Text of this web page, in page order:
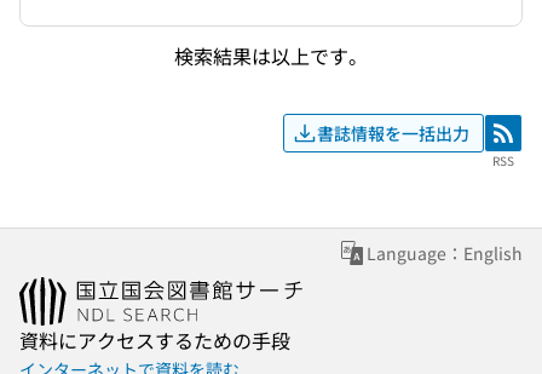
検索結果は以上です。
書誌情報を一括出力 RSS
RSS
Language：English
資料にアクセスするための手段
インターネットで資料を読む